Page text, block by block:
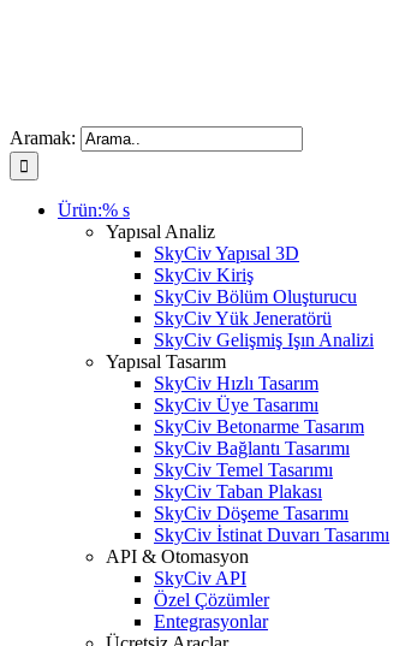
Aramak:
Ürün:% s
Yapısal Analiz
SkyCiv Yapısal 3D
SkyCiv Kiriş
SkyCiv Bölüm Oluşturucu
SkyCiv Yük Jeneratörü
SkyCiv Gelişmiş Işın Analizi
Yapısal Tasarım
SkyCiv Hızlı Tasarım
SkyCiv Üye Tasarımı
SkyCiv Betonarme Tasarım
SkyCiv Bağlantı Tasarımı
SkyCiv Temel Tasarımı
SkyCiv Taban Plakası
SkyCiv Döşeme Tasarımı
SkyCiv İstinat Duvarı Tasarımı
API & Otomasyon
SkyCiv API
Özel Çözümler
Entegrasyonlar